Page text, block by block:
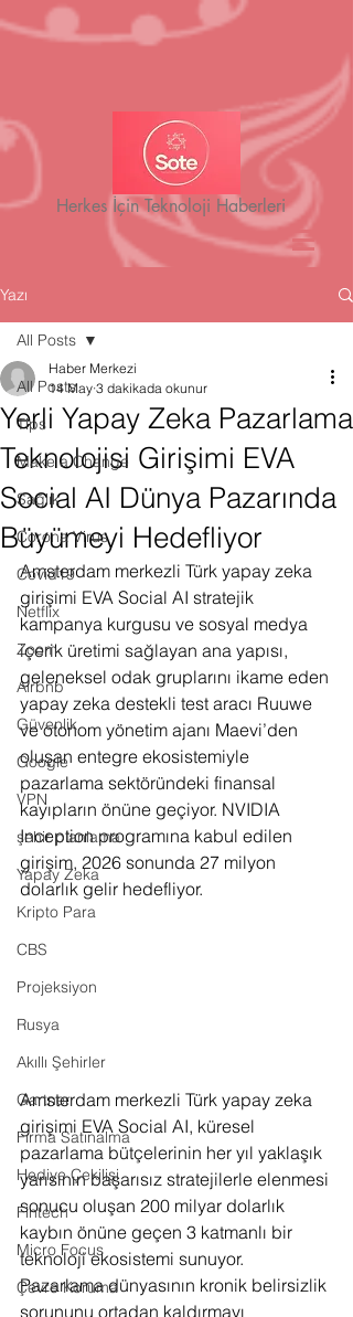
Herkes İçin Teknoloji Haberleri
Yazı
All Posts
Tips
Make a Change
Sağlık
Corona Virus
Covid19
Netflix
Zoom
Airbnb
Güvenlik
Google
VPN
şehir planlama
Yapay Zeka
Kripto Para
CBS
Projeksiyon
Rusya
Akıllı Şehirler
Gartner
Firma Satınalma
Hediye Çekilişi
Fintech
Micro Focus
Çevre Koruma
All Posts
Yerli Yapay Zeka Pazarlama
Teknolojisi Girişimi EVA
Social AI Dünya Pazarında
Büyümeyi Hedefliyor
Haber Merkezi
14 May 3 dakikada okunur
Amsterdam merkezli Türk yapay zeka
girişimi EVA Social AI stratejik
kampanya kurgusu ve sosyal medya
içerik üretimi sağlayan ana yapısı,
geleneksel odak gruplarını ikame eden
yapay zeka destekli test aracı Ruuwe
ve otonom yönetim ajanı Maevi’den
oluşan entegre ekosistemiyle
pazarlama sektöründeki finansal
kayıpların önüne geçiyor. NVIDIA
Inception programına kabul edilen
girişim, 2026 sonunda 27 milyon
dolarlık gelir hedefliyor.
Amsterdam merkezli Türk yapay zeka
girişimi EVA Social AI, küresel
pazarlama bütçelerinin her yıl yaklaşık
yarısının başarısız stratejilerle elenmesi
sonucu oluşan 200 milyar dolarlık
kaybın önüne geçen 3 katmanlı bir
teknoloji ekosistemi sunuyor.
Pazarlama dünyasının kronik belirsizlik
sorununu ortadan kaldırmayı